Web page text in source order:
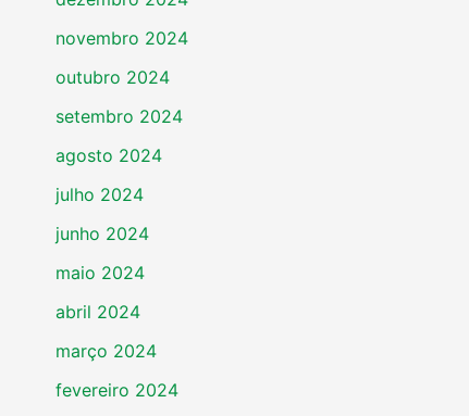
novembro 2024
outubro 2024
setembro 2024
agosto 2024
julho 2024
junho 2024
maio 2024
abril 2024
março 2024
fevereiro 2024